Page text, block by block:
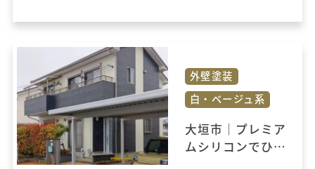
新！安心の防水改
外壁塗装
白・ベージュ系
大垣市｜プレミア
ムシリコンでひび